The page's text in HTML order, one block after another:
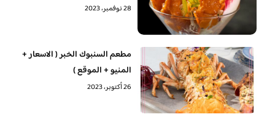
28 نوفمبر، 2023
مطعم السنبوك الخبر ( الاسعار +
المنيو + الموقع )
26 أكتوبر، 2023